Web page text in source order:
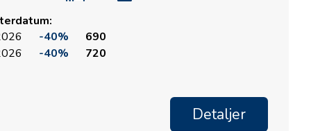
-40%
690
-40% 720
Detaljer